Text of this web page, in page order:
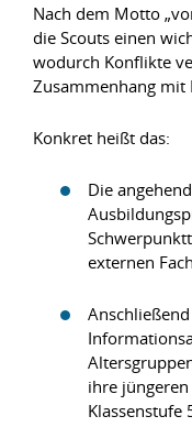
Nach dem Motto
die Scouts einen
wodurch Konflikte
Zusammenhang
Konkret heißt das:
Die
externen
ihre
Klassenstufe